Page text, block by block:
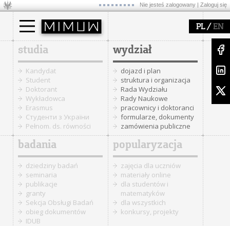
Nie jesteś zalogowany | Zaloguj się
PL/ EN
studia
Kandydat
Student
Doktorant
Wykładowca
Erasmus
Cтуденти з України
Pełnom. ds. równości
wydział
dojazd i plan
struktura i organizacja
Rada Wydziału
Rady Naukowe
pracownicy i doktoranci
formularze, dokumenty
zamówienia publiczne
badania
dziedziny badań
seminaria
publikacje
granty
Sekcja Obsługi Badań
obieg dokumentów
IDUB
popularyzacja
zajęcia dla uczniów
materiały online
dla studentów i
matematyków
dla wszystkich
konkursy, projekty